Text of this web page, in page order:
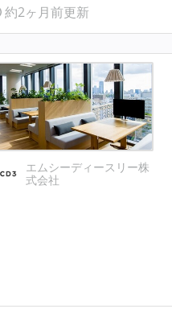
約2ヶ月前更新
エムシーディースリー株
式会社